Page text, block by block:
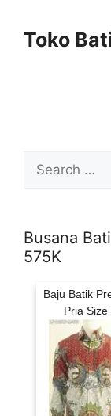
contentToko
for:
Busana
575K
Baju Batik
Pria Size